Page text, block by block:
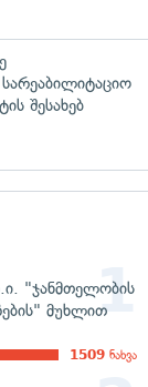
შესახებ
"ჯანმთელობის
მუხლით
1509 ნახვა